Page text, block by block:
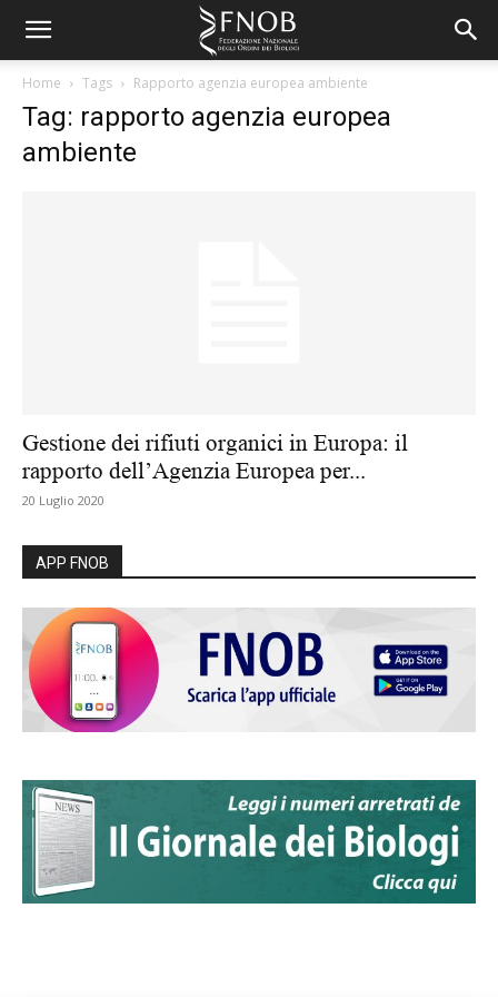
Home Tags Rapporto agenzia europea ambiente
Tag: rapporto agenzia europea
ambiente
Gestione dei rifiuti organici in Europa: il
rapporto dell’Agenzia Europea per...
20 Luglio 2020
APP FNOB